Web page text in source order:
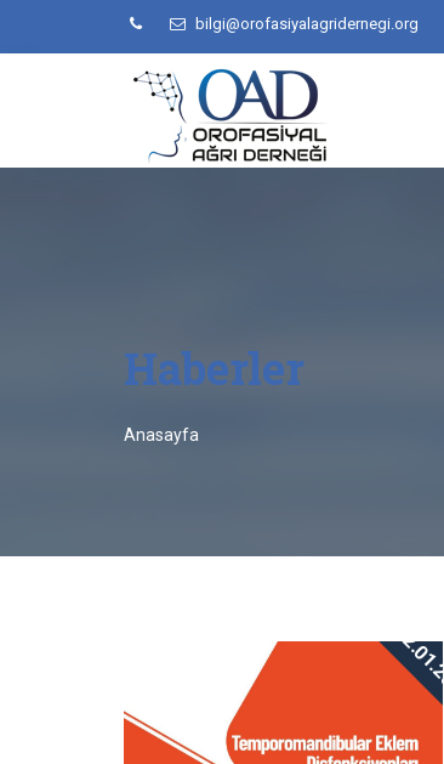
bilgi@orofasiyalagridernegi.org
Haberler
Anasayfa
22.01.2025